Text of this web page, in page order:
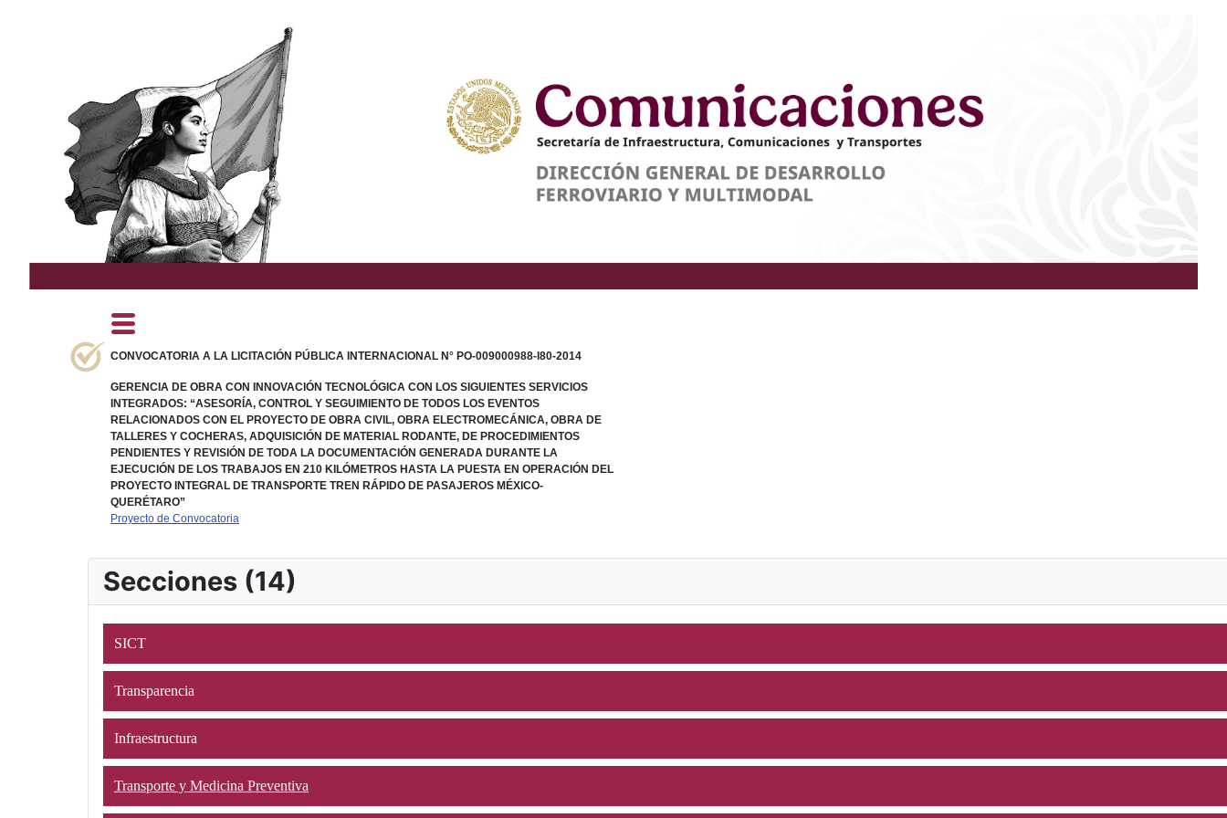
CONVOCATORIA A LA LICITACIÓN PÚBLICA INTERNACIONAL N° PO-009000988-I80-2014
GERENCIA DE OBRA CON INNOVACIÓN TECNOLÓGICA CON LOS SIGUIENTES SERVICIOS
INTEGRADOS: “ASESORÍA, CONTROL Y SEGUIMIENTO DE TODOS LOS EVENTOS
RELACIONADOS CON EL PROYECTO DE OBRA CIVIL, OBRA ELECTROMECÁNICA, OBRA DE
TALLERES Y COCHERAS, ADQUISICIÓN DE MATERIAL RODANTE, DE PROCEDIMIENTOS
PENDIENTES Y REVISIÓN DE TODA LA DOCUMENTACIÓN GENERADA DURANTE LA
EJECUCIÓN DE LOS TRABAJOS EN 210 KILÓMETROS HASTA LA PUESTA EN OPERACIÓN DEL
PROYECTO INTEGRAL DE TRANSPORTE TREN RÁPIDO DE PASAJEROS MÉXICO-
QUERÉTARO”
Proyecto de Convocatoria
Secciones (14)
SICT
Transparencia
Infraestructura
Transporte y Medicina Preventiva